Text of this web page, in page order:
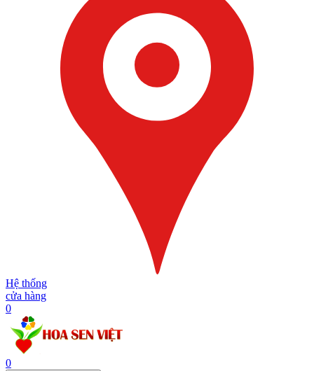
Hệ thống
cửa hàng
0
0